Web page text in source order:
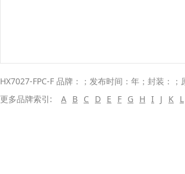
HX7027-FPC-F 品牌：；发布时间：年；封装：
更多品牌索引:
A B C D E F G H I J K L